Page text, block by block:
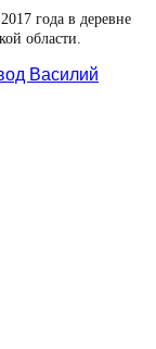
года в деревне
области.
Василий